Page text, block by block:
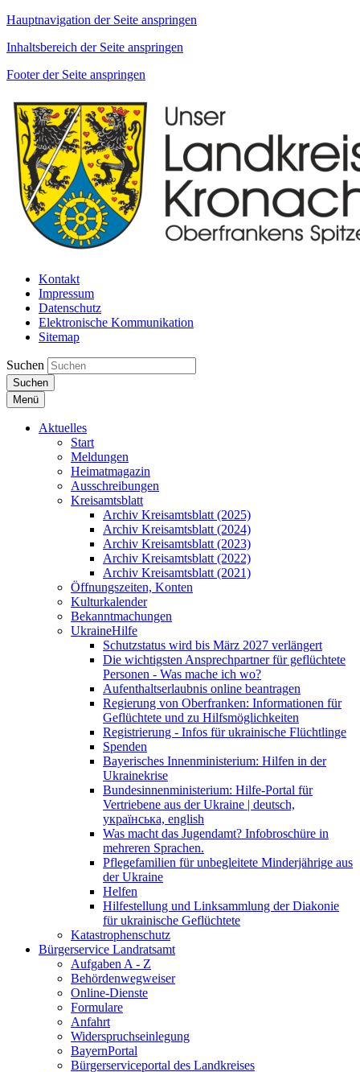
Hauptnavigation der Seite anspringen
Inhaltsbereich der Seite anspringen
Footer der Seite anspringen
Kontakt
Impressum
Datenschutz
Elektronische Kommunikation
Sitemap
Suchen
Suchen
Menü
Aktuelles
Start
Meldungen
Heimatmagazin
Ausschreibungen
Kreisamtsblatt
Archiv Kreisamtsblatt (2025)
Archiv Kreisamtsblatt (2024)
Archiv Kreisamtsblatt (2023)
Archiv Kreisamtsblatt (2022)
Archiv Kreisamtsblatt (2021)
Öffnungszeiten, Konten
Kulturkalender
Bekanntmachungen
UkraineHilfe
Schutzstatus wird bis März 2027 verlängert
Die wichtigsten Ansprechpartner für geflüchtete
Personen - Was mache ich wo?
Aufenthaltserlaubnis online beantragen
Regierung von Oberfranken: Informationen für
Geflüchtete und zu Hilfsmöglichkeiten
Registrierung - Infos für ukrainische Flüchtlinge
Spenden
Bayerisches Innenministerium: Hilfen in der
Ukrainekrise
Bundesinnenministerium: Hilfe-Portal für
Vertriebene aus der Ukraine | deutsch,
українська, english
Was macht das Jugendamt? Infobroschüre in
mehreren Sprachen.
Pflegefamilien für unbegleitete Minderjährige aus
der Ukraine
Helfen
Hilfestellung und Linksammlung der Diakonie
für ukrainische Geflüchtete
Katastrophenschutz
Bürgerservice Landratsamt
Aufgaben A - Z
Behördenwegweiser
Online-Dienste
Formulare
Anfahrt
Widerspruchseinlegung
BayernPortal
Bürgerserviceportal des Landkreises